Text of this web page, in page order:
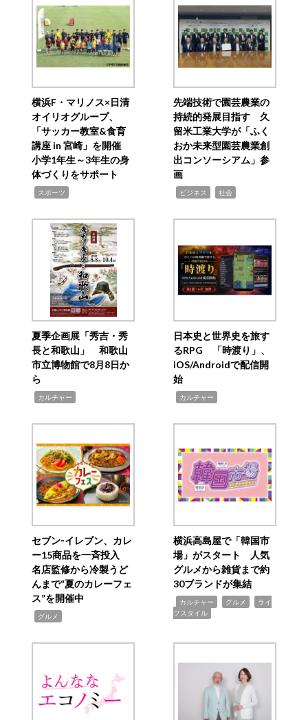
横浜F・マリノス×日清
オイリオグループ、
「サッカー教室&食育
講座 in 宮崎」を開催
小学1年生～3年生の身
体づくりをサポート
スポーツ
先端技術で園芸農業の
持続的発展目指す 久
留米工業大学が「ふく
おか未来型園芸農業創
出コンソーシアム」参
画
ビジネス 社会
夏季企画展「秀吉・秀
長と和歌山」 和歌山
市立博物館で8月8日か
ら
カルチャー
日本史と世界史を旅す
るRPG 「時渡り」、
iOS/Androidで配信開
始
カルチャー
セブン‐イレブン、カレ
ー15商品を一斉投入
名店監修から冷製うど
んまで“夏のカレーフェ
ス”を開催中
グルメ
横浜高島屋で「韓国市
場」がスタート 人気
グルメから雑貨まで約
30ブランドが集結
カルチャー グルメ
ライ
フスタイル